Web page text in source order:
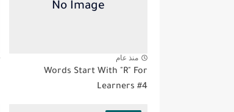
منذ عام
Words Start With "R" For
Learners #4